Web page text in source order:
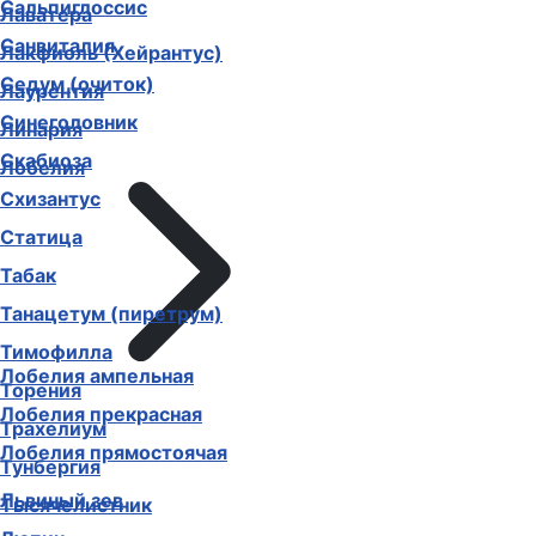
Лаватера
Лакфиоль (Хейрантус)
Лаурентия
Линария
Лобелия
Лобелия ампельная
Лобелия прекрасная
Лобелия прямостоячая
Львиный зев
Сальвия (Шалфей)
Сальпиглоссис
Санвиталия
Седум (очиток)
Синеголовник
Скабиоза
Схизантус
Статица
Табак
Танацетум (пиретрум)
Тимофилла
Торения
Трахелиум
Тунбергия